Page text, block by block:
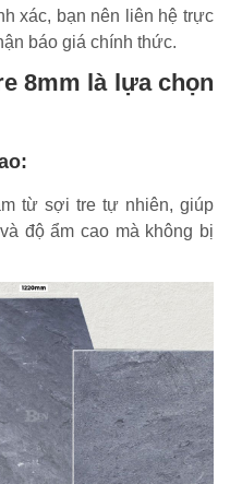
xác, bạn nên liên hệ trực
báo giá chính thức.
8mm là lựa chọn
từ sợi tre tự nhiên, giúp
độ ẩm cao mà không bị